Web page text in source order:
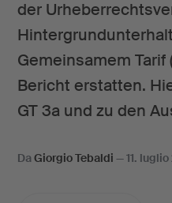
der
Gemeinsamem Tarif
Bericht erstatten.
GT 3a und zu den
DaGiorgio Tebaldi —11. luglio